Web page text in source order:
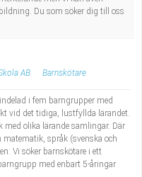
Du som söker dig till oss
AB Barnskötare
i fem barngrupper med
vid det tidiga, lustfyllda lärandet.
med olika lärande samlingar. Där
språk (svenska och
Vi söker barnskötare i ett
med enbart 5-åringar